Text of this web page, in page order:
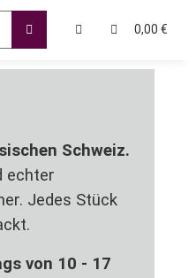
0,00 €
Schweiz.
echter
Jedes Stück
von 10 - 17